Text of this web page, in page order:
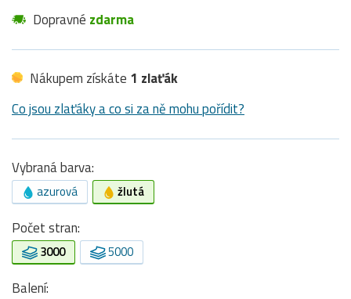
Dopravné zdarma
Nákupem získáte 1 zlaťák
Co jsou zlaťáky a co si za ně mohu pořídit?
Vybraná barva:
azurová žlutá
Počet stran:
3000 5000
Balení: